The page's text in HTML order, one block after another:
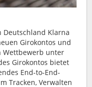
Deutschland Klarna
Girokontos und
Wettbewerb unter
Girokontos bietet
End-to-End-
Tracken, Verwalten